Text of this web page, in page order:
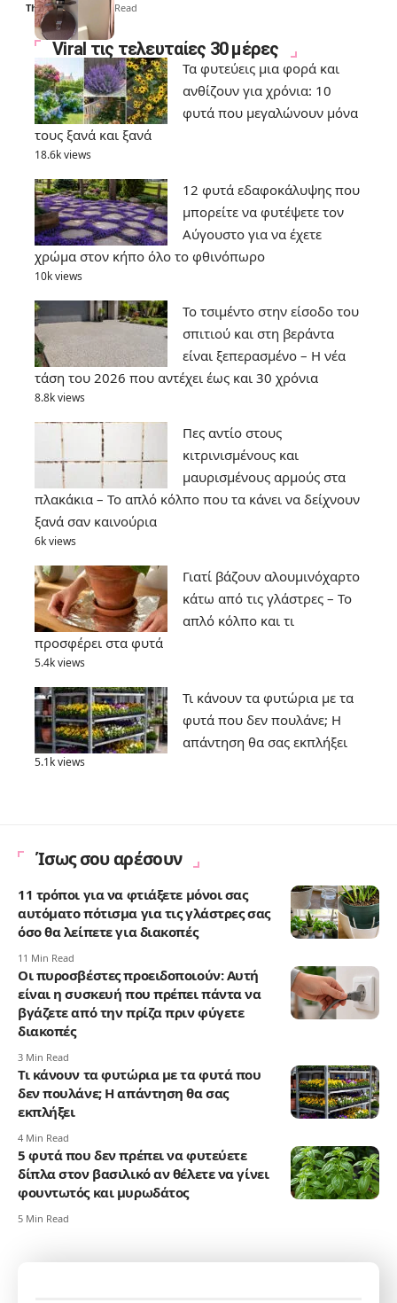
Thali Ombre 6 Min Read
Viral τις τελευταίες 30 μέρες
Τα φυτεύεις μια φορά και
ανθίζουν για χρόνια: 10
φυτά που μεγαλώνουν μόνα
τους ξανά και ξανά
18.6k views
12 φυτά εδαφοκάλυψης που
μπορείτε να φυτέψετε τον
Αύγουστο για να έχετε
χρώμα στον κήπο όλο το φθινόπωρο
10k views
Το τσιμέντο στην είσοδο του
σπιτιού και στη βεράντα
είναι ξεπερασμένο – Η νέα
τάση του 2026 που αντέχει έως και 30 χρόνια
8.8k views
Πες αντίο στους
κιτρινισμένους και
μαυρισμένους αρμούς στα
πλακάκια – Το απλό κόλπο που τα κάνει να δείχνουν
ξανά σαν καινούρια
6k views
Γιατί βάζουν αλουμινόχαρτο
κάτω από τις γλάστρες – Το
απλό κόλπο και τι
προσφέρει στα φυτά
5.4k views
Τι κάνουν τα φυτώρια με τα
φυτά που δεν πουλάνε; Η
απάντηση θα σας εκπλήξει
5.1k views
Ίσως σου αρέσουν
11 τρόποι για να φτιάξετε μόνοι σας
αυτόματο πότισμα για τις γλάστρες σας
όσο θα λείπετε για διακοπές
11 Min Read
Οι πυροσβέστες προειδοποιούν: Αυτή
είναι η συσκευή που πρέπει πάντα να
βγάζετε από την πρίζα πριν φύγετε
διακοπές
3 Min Read
Τι κάνουν τα φυτώρια με τα φυτά που
δεν πουλάνε; Η απάντηση θα σας
εκπλήξει
4 Min Read
5 φυτά που δεν πρέπει να φυτεύετε
δίπλα στον βασιλικό αν θέλετε να γίνει
φουντωτός και μυρωδάτος
5 Min Read